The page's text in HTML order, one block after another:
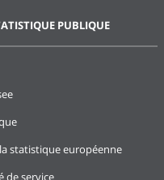
PUBLIQUE
statistique européenne
de service